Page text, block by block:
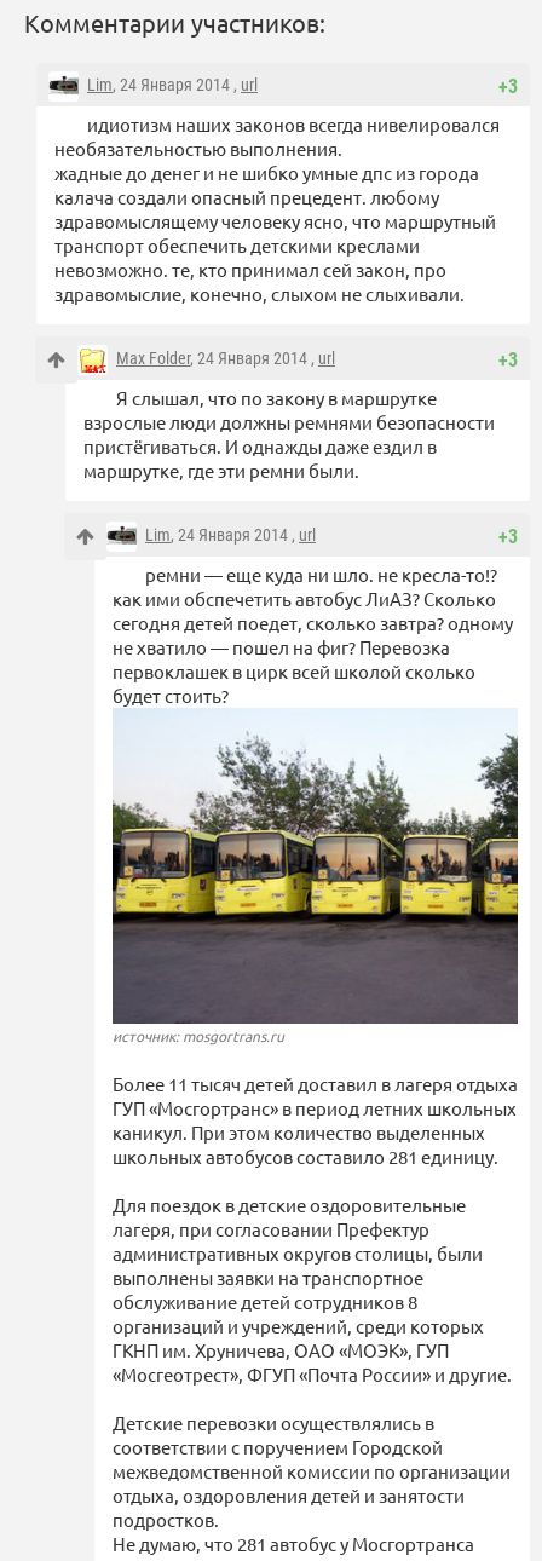
Комментарии участников:
+3
Lim, 24 Января 2014 , url
идиотизм наших законов всегда нивелировался
необязательностью выполнения.
жадные до денег и не шибко умные дпс из города
калача создали опасный прецедент. любому
здравомыслящему человеку ясно, что маршрутный
транспорт обеспечить детскими креслами
невозможно. те, кто принимал сей закон, про
здравомыслие, конечно, слыхом не слыхивали.
+3
Max Folder, 24 Января 2014 , url
Я слышал, что по закону в маршрутке
взрослые люди должны ремнями безопасности
пристёгиваться. И однажды даже ездил в
маршрутке, где эти ремни были.
+3
Lim, 24 Января 2014 , url
ремни — еще куда ни шло. не кресла-то!?
как ими обспечетить автобус ЛиАЗ? Сколько
сегодня детей поедет, сколько завтра? одному
не хватило — пошел на фиг? Перевозка
первоклашек в цирк всей школой сколько
будет стоить?
источник: mosgortrans.ru
Более 11 тысяч детей доставил в лагеря отдыха
ГУП «Мосгортранс» в период летних школьных
каникул. При этом количество выделенных
школьных автобусов составило 281 единицу.
Для поездок в детские оздоровительные
лагеря, при согласовании Префектур
административных округов столицы, были
выполнены заявки на транспортное
обслуживание детей сотрудников 8
организаций и учреждений, среди которых
ГКНП им. Хруничева, ОАО «МОЭК», ГУП
«Мосгеотрест», ФГУП «Почта России» и другие.
Детские перевозки осуществлялись в
соответствии с поручением Городской
межведомственной комиссии по организации
отдыха, оздоровления детей и занятости
подростков.
Не думаю, что 281 автобус у Мосгортранса